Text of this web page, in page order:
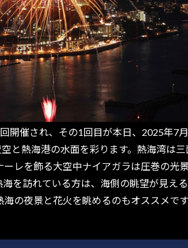
催され、その1回目が本日、2025年7
と熱海港の水面を彩ります。熱海湾は
レを飾る大空中ナイアガラは圧巻の光
を訪れている方は、海側の眺望が見え
の夜景と花火を眺めるのもオススメで